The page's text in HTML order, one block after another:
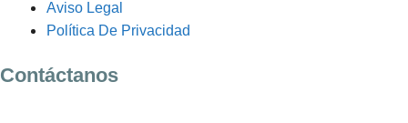
Aviso Legal
Política De Privacidad
Contáctanos